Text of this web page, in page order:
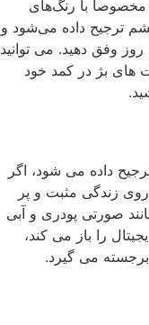
با رنگ‌های
ترجیح داده می‌شود و
وفق دهید. می توانید
های بژ در کمد خود
داده می شود، اگر
روی زندگی مثبت و پر
صورتی پودری و آبی
را باز می کند،
می گیرد.